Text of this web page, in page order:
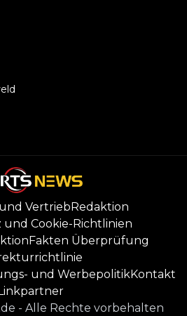
VertriebRedaktion
Cookie-Richtlinien
Fakten Überprüfung
und WerbepolitikKontakt
- Alle Rechte vorbehalten